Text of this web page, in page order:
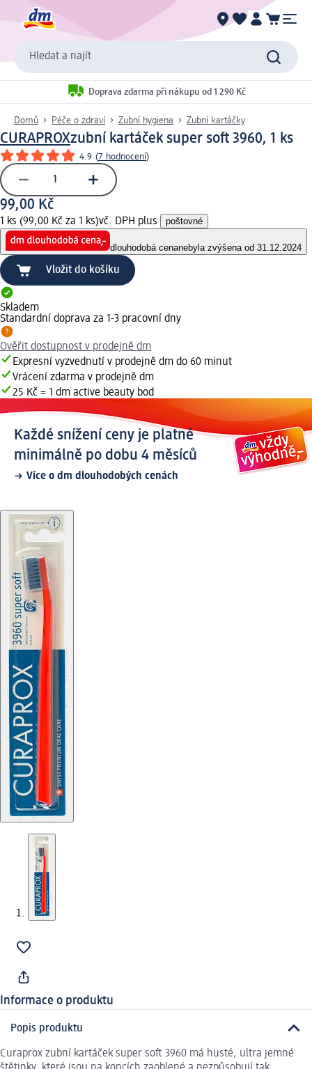
Hledat a najít
Doprava zdarma při nákupu od 1 290 Kč
Domů Péče o zdraví Zubní hygiena Zubní kartáčky
CURAPROXzubní kartáček super soft 3960, 1 ks
4.9 (7 hodnocení)
99,00 Kč
1 ks (99,00 Kč za 1 ks)vč. DPH plus poštovné
dlouhodobá cenanebyla zvýšena od 31.12.2024
Vložit do košíku
Skladem
Standardní doprava za 1-3 pracovní dny
Ověřit dostupnost v prodejně dm
Expresní vyzvednutí v prodejně dm do 60 minut
Vrácení zdarma v prodejně dm
25 Kč = 1 dm active beauty bod
Každé snížení ceny je platné
minimálně po dobu 4 měsíců
Více o dm dlouhodobých cenách
Informace o produktu
Popis produktu
Curaprox zubní kartáček super soft 3960 má husté, ultra jemné